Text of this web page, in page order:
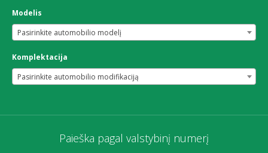
Modelis
Pasirinkite automobilio modelį
Komplektacija
Pasirinkite automobilio modifikaciją
Paieška pagal valstybinį numerį